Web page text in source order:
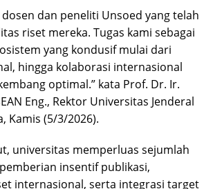
dan peneliti Unsoed yang telah
riset mereka. Tugas kami sebagai
yang kondusif mulai dari
hingga kolaborasi internasional
optimal.” kata Prof. Dr. Ir.
Eng., Rektor Universitas Jenderal
Kamis (5/3/2026).
universitas memperluas sejumlah
insentif publikasi,
internasional, serta integrasi target